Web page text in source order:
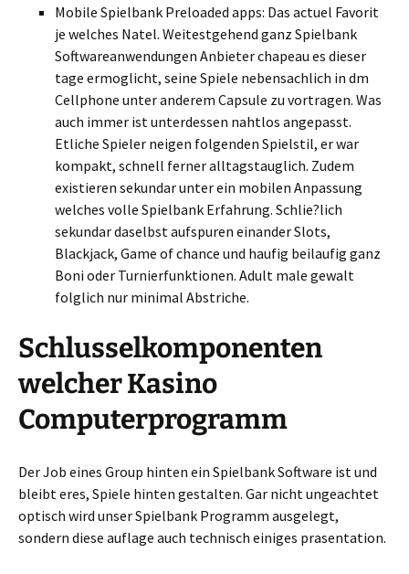
Mobile Spielbank Preloaded apps: Das actuel Favorit
je welches Natel. Weitestgehend ganz Spielbank
Softwareanwendungen Anbieter chapeau es dieser
tage ermoglicht, seine Spiele nebensachlich in dm
Cellphone unter anderem Capsule zu vortragen. Was
auch immer ist unterdessen nahtlos angepasst.
Etliche Spieler neigen folgenden Spielstil, er war
kompakt, schnell ferner alltagstauglich. Zudem
existieren sekundar unter ein mobilen Anpassung
welches volle Spielbank Erfahrung. Schlie?lich
sekundar daselbst aufspuren einander Slots,
Blackjack, Game of chance und haufig beilaufig ganz
Boni oder Turnierfunktionen. Adult male gewalt
folglich nur minimal Abstriche.
Schlusselkomponenten
welcher Kasino
Computerprogramm
Der Job eines Group hinten ein Spielbank Software ist und
bleibt eres, Spiele hinten gestalten. Gar nicht ungeachtet
optisch wird unser Spielbank Programm ausgelegt,
sondern diese auflage auch technisch einiges prasentation.